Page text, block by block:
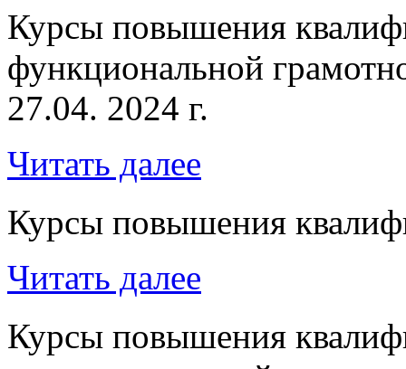
Курсы повышения
функциональной
27.04. 2024 г.
Читать далее
Курсы повышения
Читать далее
Курсы повышения